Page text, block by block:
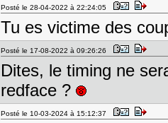
Posté le 28-04-2022 à 22:24:05
Tu es victime des
Posté le 17-08-2022 à 09:26:26
Dites, le timing ne
redface ?
Posté le 10-03-2024 à 15:12:37